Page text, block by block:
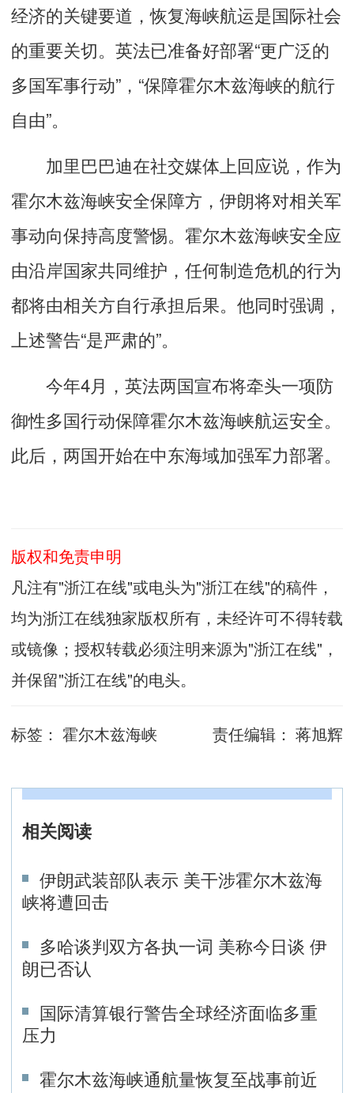
经济的关键要道，恢复海峡航运是国际社会
的重要关切。英法已准备好部署“更广泛的
多国军事行动”，“保障霍尔木兹海峡的航行
自由”。
加里巴巴迪在社交媒体上回应说，作为
霍尔木兹海峡安全保障方，伊朗将对相关军
事动向保持高度警惕。霍尔木兹海峡安全应
由沿岸国家共同维护，任何制造危机的行为
都将由相关方自行承担后果。他同时强调，
上述警告“是严肃的”。
今年4月，英法两国宣布将牵头一项防
御性多国行动保障霍尔木兹海峡航运安全。
此后，两国开始在中东海域加强军力部署。
版权和免责申明
凡注有"浙江在线"或电头为"浙江在线"的稿件，
均为浙江在线独家版权所有，未经许可不得转载
或镜像；授权转载必须注明来源为"浙江在线"，
并保留"浙江在线"的电头。
标签： 霍尔木兹海峡 责任编辑： 蒋旭辉
相关阅读
伊朗武装部队表示 美干涉霍尔木兹海
峡将遭回击
多哈谈判双方各执一词 美称今日谈 伊
朗已否认
国际清算银行警告全球经济面临多重
压力
霍尔木兹海峡通航量恢复至战事前近